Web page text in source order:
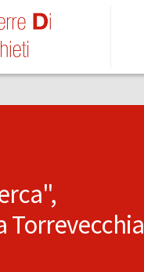
Torrevecchia